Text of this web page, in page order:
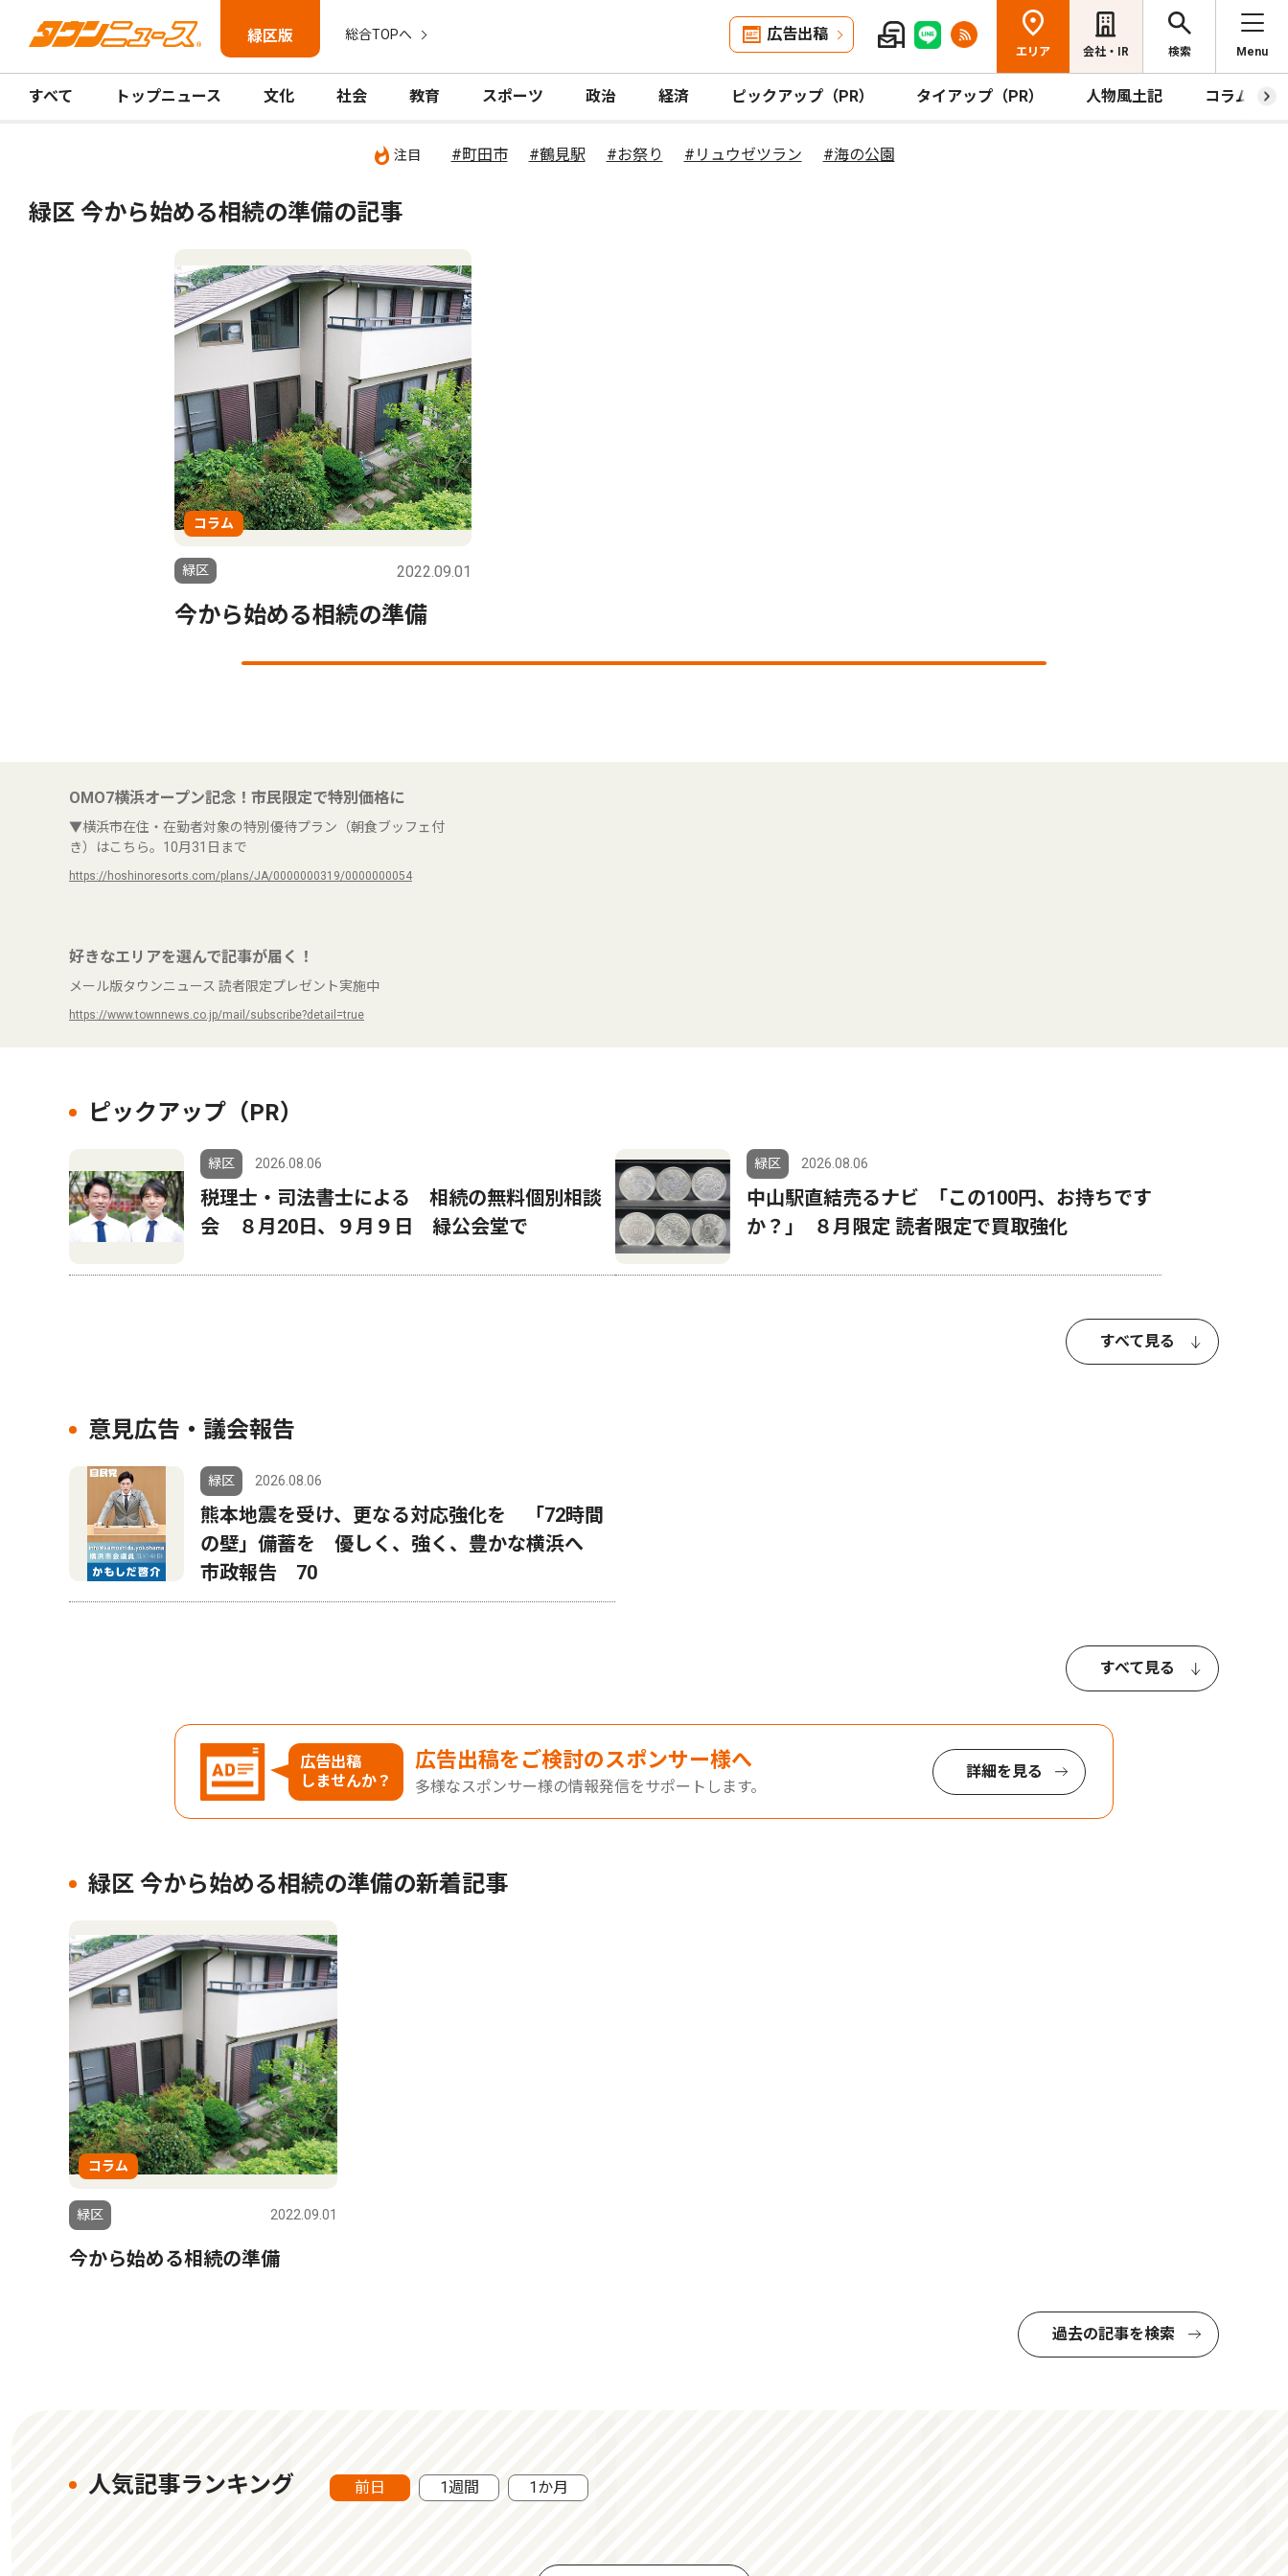
緑区版 総合TOPへ 広告出稿
エリア 会社・IR 検索 Menu
すべて トップニュース 文化 社会 教育 スポーツ 政治 経済 ピックアップ（PR） タイアップ（PR） 人物風土記 コラム
注目 #町田市 #鶴見駅 #お祭り #リュウゼツラン #海の公園
緑区 今から始める相続の準備の記事
コラム
緑区 2022.09.01
今から始める相続の準備
OMO7横浜オープン記念！市民限定で特別価格に
▼横浜市在住・在勤者対象の特別優待プラン（朝食ブッフェ付
き）はこちら。10月31日まで
https://hoshinoresorts.com/plans/JA/0000000319/0000000054
好きなエリアを選んで記事が届く！
メール版タウンニュース 読者限定プレゼント実施中
https://www.townnews.co.jp/mail/subscribe?detail=true
ピックアップ（PR）
緑区 2026.08.06
税理士・司法書士による 相続の無料個別相談
会 ８月20日、９月９日 緑公会堂で
緑区 2026.08.06
中山駅直結売るナビ ｢この100円、お持ちです
か？｣ ８月限定 読者限定で買取強化
すべて見る
意見広告・議会報告
緑区 2026.08.06
熊本地震を受け、更なる対応強化を 「72時間
の壁」備蓄を 優しく、強く、豊かな横浜へ
市政報告 70
すべて見る
広告出稿
しませんか？
広告出稿をご検討のスポンサー様へ
多様なスポンサー様の情報発信をサポートします。
詳細を見る
緑区 今から始める相続の準備の新着記事
コラム
緑区 2022.09.01
今から始める相続の準備
過去の記事を検索
人気記事ランキング 前日 1週間 1か月